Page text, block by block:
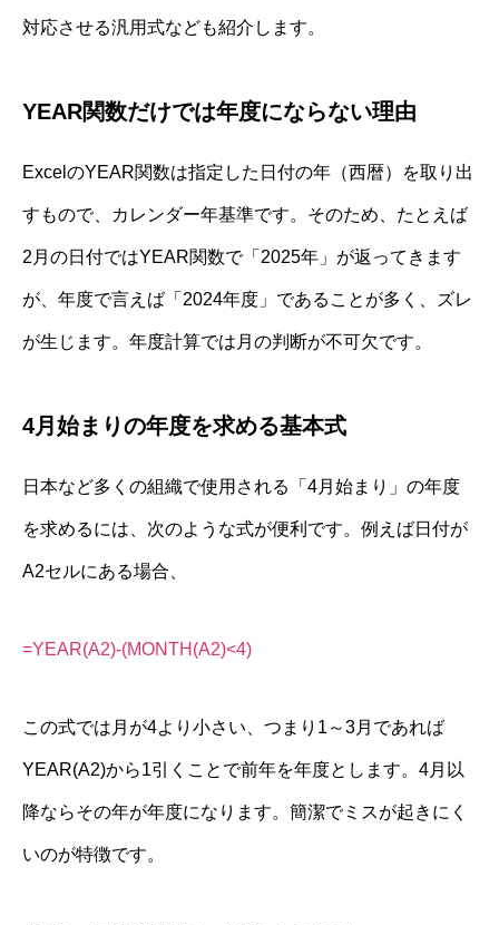
対応させる汎用式なども紹介します。
YEAR関数だけでは年度にならない理由
ExcelのYEAR関数は指定した日付の年（西暦）を取り出
すもので、カレンダー年基準です。そのため、たとえば
2月の日付ではYEAR関数で「2025年」が返ってきます
が、年度で言えば「2024年度」であることが多く、ズレ
が生じます。年度計算では月の判断が不可欠です。
4月始まりの年度を求める基本式
日本など多くの組織で使用される「4月始まり」の年度
を求めるには、次のような式が便利です。例えば日付が
A2セルにある場合、
=YEAR(A2)-(MONTH(A2)<4)
この式では月が4より小さい、つまり1～3月であれば
YEAR(A2)から1引くことで前年を年度とします。4月以
降ならその年が年度になります。簡潔でミスが起きにく
いのが特徴です。